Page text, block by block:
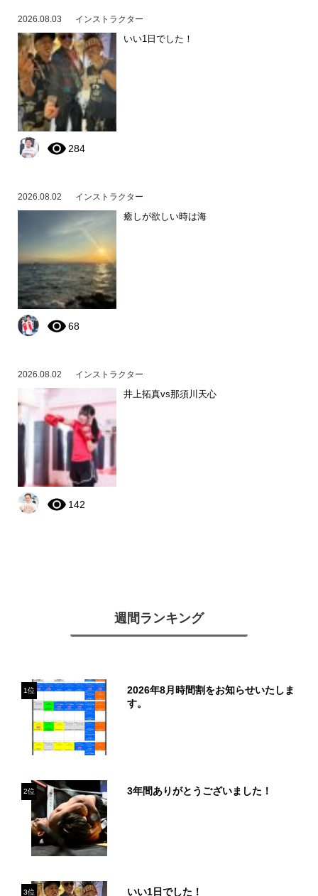
2026.08.03 インストラクター
いい1日でした！
284
2026.08.02 インストラクター
癒しが欲しい時は海
68
2026.08.02 インストラクター
井上拓真vs那須川天心
142
週間ランキング
1位
2026年8月時間割をお知らせいたしま
す。
2位 3年間ありがとうございました！
3位 いい1日でした！